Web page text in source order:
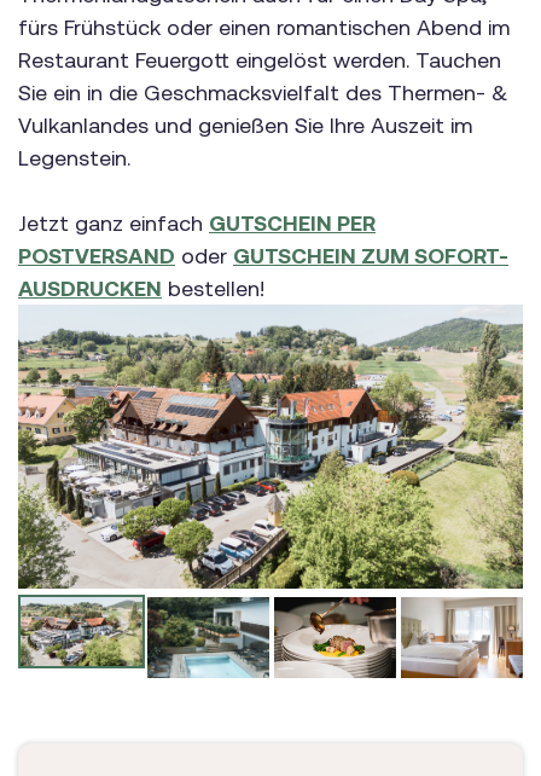
fürs Frühstück oder einen romantischen Abend im
Restaurant Feuergott eingelöst werden. Tauchen
Sie ein in die Geschmacksvielfalt des Thermen- &
Vulkanlandes und genießen Sie Ihre Auszeit im
Legenstein.
Jetzt ganz einfach GUTSCHEIN PER
POSTVERSAND oder GUTSCHEIN ZUM SOFORT-
AUSDRUCKEN bestellen!